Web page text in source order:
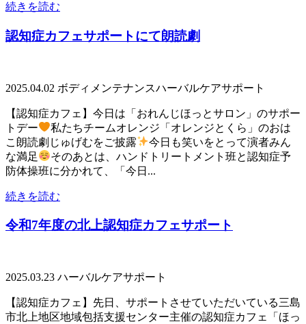
続きを読む
認知症カフェサポートにて朗読劇
2025.04.02 ボディメンテナンスハーバルケアサポート
【認知症カフェ】今日は「おれんじほっとサロン」のサポー
トデー
私たちチームオレンジ「オレンジとくら」のおは
こ朗読劇じゅげむをご披露
今日も笑いをとって演者みん
な満足
そのあとは、ハンドトリートメント班と認知症予
防体操班に分かれて、「今日...
続きを読む
令和7年度の北上認知症カフェサポート
2025.03.23 ハーバルケアサポート
【認知症カフェ】先日、サポートさせていただいている三島
市北上地区地域包括支援センター主催の認知症カフェ「ほっ